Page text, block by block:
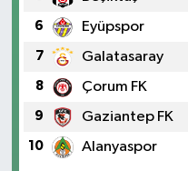
6 Eyüpspor
7 Galatasaray
8 Çorum FK
9 Gaziantep FK
10 Alanyaspor